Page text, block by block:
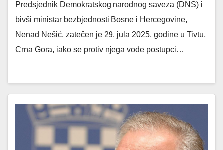
Predsjednik Demokratskog narodnog saveza (DNS) i
bivši ministar bezbjednosti Bosne i Hercegovine,
Nenad Nešić, zatečen je 29. jula 2025. godine u Tivtu,
Crna Gora, iako se protiv njega vode postupci…